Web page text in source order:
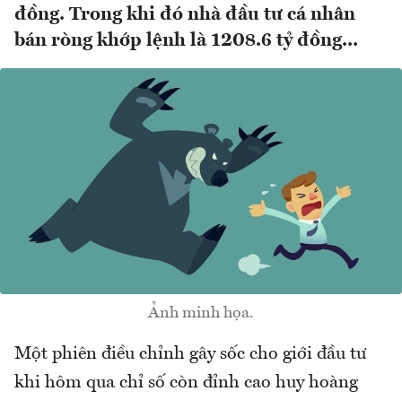
đồng. Trong khi đó nhà đầu tư cá nhân
bán ròng khớp lệnh là 1208.6 tỷ đồng...
Ảnh minh họa.
Một phiên điều chỉnh gây sốc cho giới đầu tư
khi hôm qua chỉ số còn đỉnh cao huy hoàng